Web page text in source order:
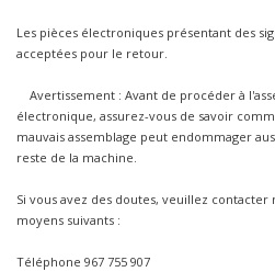
Les pièces électroniques présentant des
acceptées pour le retour.
Avertissement : Avant de procéder à
électronique, assurez-vous de savoir
mauvais assemblage peut endommager
reste de la machine.
Si vous avez des doutes, veuillez
moyens suivants :
Téléphone 967 755 907